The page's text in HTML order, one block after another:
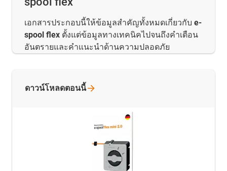
เอกสารประกอบนี้ให้ข้อมูลสำคัญทั้งหมดเกี่ยวกับ e-
spool flex ตั้งแต่ข้อมูลทางเทคนิคไปจนถึงคำเตือน
อันตรายและคำแนะนำด้านความปลอดภัย
ดาวน์โหลดตอนนี้